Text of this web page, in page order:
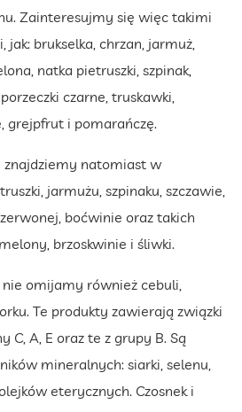
Zainteresujmy się więc takimi
brukselka, chrzan, jarmuż,
natka pietruszki, szpinak,
czarne, truskawki,
grejpfrut i pomarańczę.
znajdziemy natomiast w
jarmużu, szpinaku, szczawie,
boćwinie oraz takich
brzoskwinie i śliwki.
omijamy również cebuli,
Te produkty zawierają związki
C, A, E oraz te z grupy B. Są
mineralnych: siarki, selenu,
eterycznych. Czosnek i